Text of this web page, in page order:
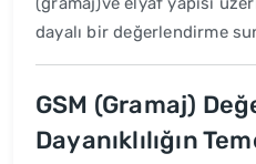
dayalı bir değerlendirme
GSM (Gramaj)
Dayanıklılığın